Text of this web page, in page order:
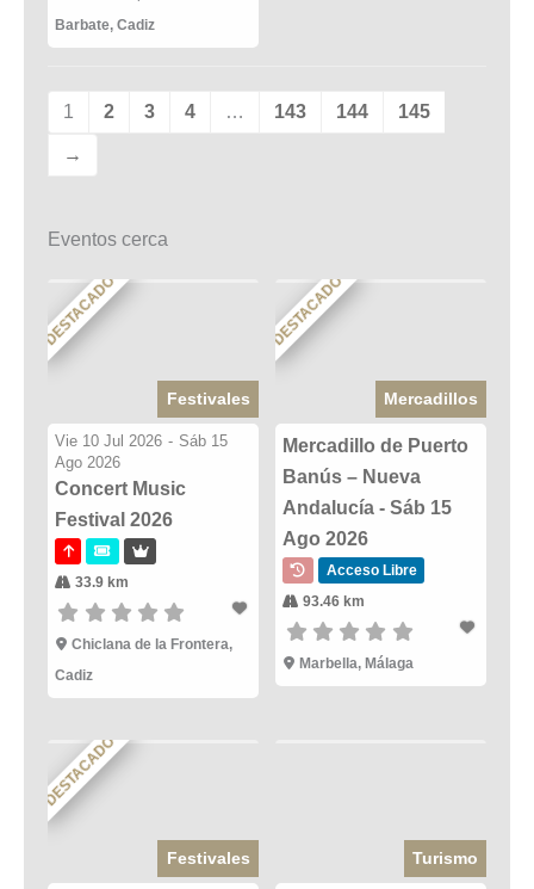
Barbate, Cadiz
1 2 3 4 … 143 144 145
→
Eventos cerca
DESTACADO
Festivales
Vie 10 Jul 2026 - Sáb 15
Ago 2026
Concert Music
Festival 2026
33.9 km
Chiclana de la Frontera,
Cadiz
DESTACADO
Mercadillos
Mercadillo de Puerto
Banús – Nueva
Andalucía - Sáb 15
Ago 2026
Acceso Libre
93.46 km
Marbella, Málaga
DESTACADO
Festivales Turismo